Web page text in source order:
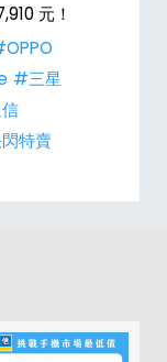
元！
#三星
特賣